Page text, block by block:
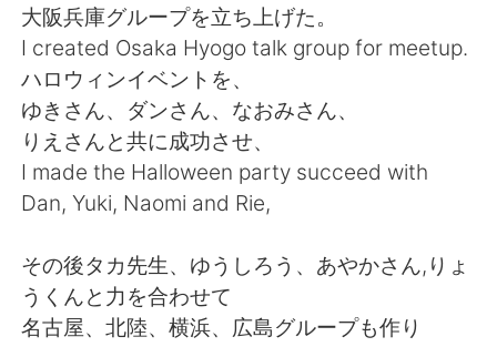
大阪兵庫グループを立ち上げた。
I created Osaka Hyogo talk group for meetup.
ハロウィンイベントを、
ゆきさん、ダンさん、なおみさん、
りえさんと共に成功させ、
I made the Halloween party succeed with
Dan, Yuki, Naomi and Rie,
その後タカ先生、ゆうしろう、あやかさん,りょ
うくんと力を合わせて
名古屋、北陸、横浜、広島グループも作り